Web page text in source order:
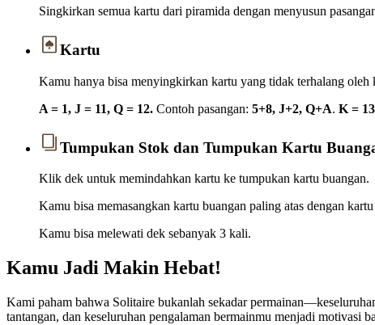
Singkirkan semua kartu dari piramida dengan menyusun
Kartu
Kamu hanya bisa menyingkirkan kartu yang tidak terhalang oleh
A = 1, J = 11, Q = 12. Contoh pasangan: 5+8, J+2, Q+A. K = 13
Tumpukan Stok dan Tumpukan Kartu
Klik dek untuk memindahkan kartu ke tumpukan kartu buangan.
Kamu bisa memasangkan kartu buangan paling atas dengan
Kamu bisa melewati dek sebanyak 3 kali.
Kamu Jadi Makin Hebat!
Kami paham bahwa Solitaire bukanlah sekadar
tantangan, dan keseluruhan pengalaman bermainmu menjadi motivasi